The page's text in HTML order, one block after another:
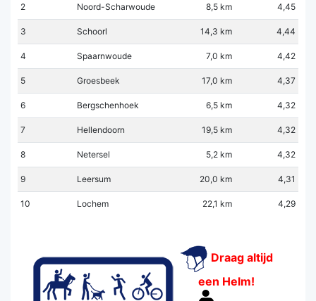
2 Noord-Scharwoude 8,5 km 4,45
3 Schoorl 14,3 km 4,44
4 Spaarnwoude 7,0 km 4,42
5 Groesbeek 17,0 km 4,37
6 Bergschenhoek 6,5 km 4,32
7 Hellendoorn 19,5 km 4,32
8 Netersel 5,2 km 4,32
9 Leersum 20,0 km 4,31
10 Lochem 22,1 km 4,29
Draag altijd
een Helm!